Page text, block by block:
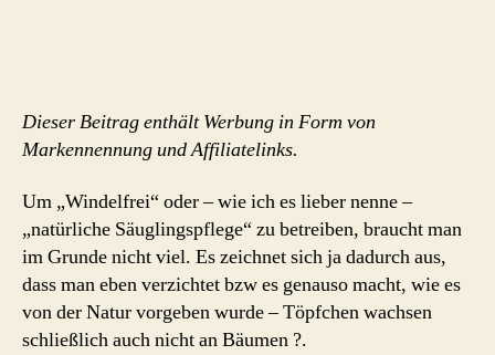
Dieser Beitrag enthält Werbung in Form von
Markennennung und Affiliatelinks.
Um „Windelfrei“ oder – wie ich es lieber nenne –
„natürliche Säuglingspflege“ zu betreiben, braucht man
im Grunde nicht viel. Es zeichnet sich ja dadurch aus,
dass man eben verzichtet bzw es genauso macht, wie es
von der Natur vorgeben wurde – Töpfchen wachsen
schließlich auch nicht an Bäumen ?.